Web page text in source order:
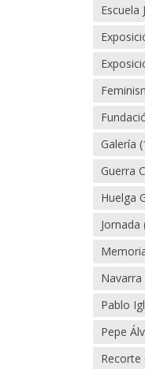
Escuela
Galería
Guerra
Huelga
Jornada
Navarra
Pablo
Pepe
Recorte